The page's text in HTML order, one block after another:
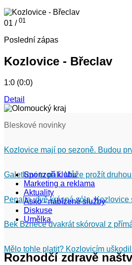
01 / 01
Poslední zápas
Kozlovice - Břeclav
1:0 (0:0)
Detail
Bleskové novinky
Kozlovice mají po sezoně. Budou
Galetkovi to pálí. Může prožít
Penalta, dvě krásná sóla.
Bek Bznece dvakrát skóroval z
Mělo tohle platit? Kozlovicím
Sponzoři klubu
Marketing a reklama
Aktuality
Asko - nabízené služby
Diskuse
Umělka
Rozhodčí zdravě